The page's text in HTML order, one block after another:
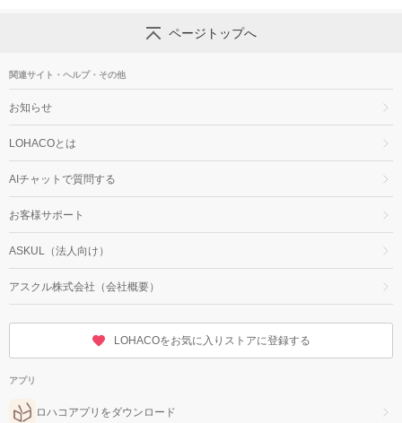
ページトップへ
関連サイト・ヘルプ・その他
お知らせ
LOHACOとは
AIチャットで質問する
お客様サポート
ASKUL（法人向け）
アスクル株式会社（会社概要）
LOHACOをお気に入りストアに登録する
アプリ
ロハコアプリをダウンロード